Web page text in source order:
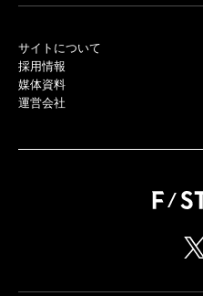
サイトについて
採用情報
媒体資料
運営会社